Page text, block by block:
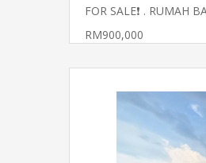
FOR SALE❗ . RUMAH
RM900,000